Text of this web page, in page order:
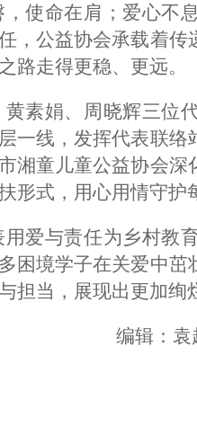
，使命在肩；爱心不
，公益协会承载着
路走得更稳、更远。
黄素娟、周晓辉三位
一线，发挥代表联
湘童儿童公益协会
形式，用心用情守护
用爱与责任为乡村教
困境学子在关爱中
担当，展现出更加绚
编辑：